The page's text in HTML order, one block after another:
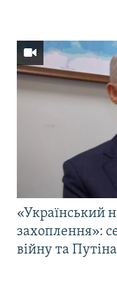
«Український
захоплення»:
війну та Путіна